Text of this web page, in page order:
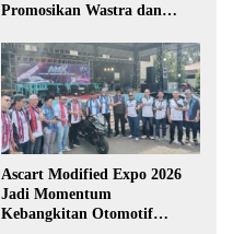
Promosikan Wastra dan
Darwin Fusion ASEAN 2026
Ascart Modified Expo 2026
Jadi Momentum
Kebangkitan Otomotif